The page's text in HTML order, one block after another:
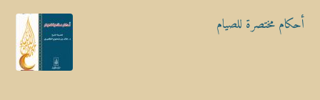
أحكام مختصرة للصيام